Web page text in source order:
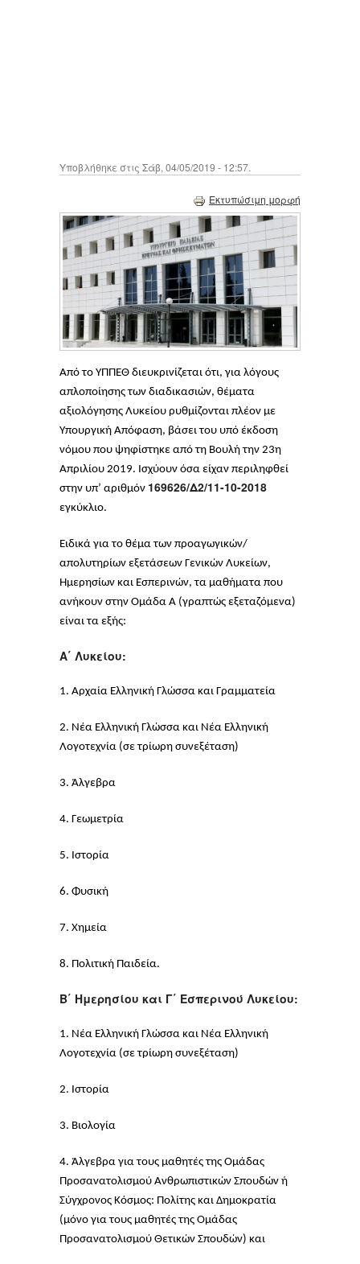
Υποβλήθηκε στις Σάβ, 04/05/2019 - 12:57.
Εκτυπώσιμη μορφή
Από το ΥΠΠΕΘ διευκρινίζεται ότι, για λόγους
απλοποίησης των διαδικασιών, θέματα
αξιολόγησης Λυκείου ρυθμίζονται πλέον με
Υπουργική Απόφαση, βάσει του υπό έκδοση
νόμου που ψηφίστηκε από τη Βουλή την 23η
Απριλίου 2019. Ισχύουν όσα είχαν περιληφθεί
στην υπ’ αριθμόν 169626/Δ2/11-10-2018
εγκύκλιο.
Ειδικά για το θέμα των προαγωγικών/
απολυτηρίων εξετάσεων Γενικών Λυκείων,
Ημερησίων και Εσπερινών, τα μαθήματα που
ανήκουν στην Ομάδα Α (γραπτώς εξεταζόμενα)
είναι τα εξής:
Α΄ Λυκείου:
1. Αρχαία Ελληνική Γλώσσα και Γραμματεία
2. Νέα Ελληνική Γλώσσα και Νέα Ελληνική
Λογοτεχνία (σε τρίωρη συνεξέταση)
3. Άλγεβρα
4. Γεωμετρία
5. Ιστορία
6. Φυσική
7. Χημεία
8. Πολιτική Παιδεία.
Β΄ Ημερησίου και Γ΄ Εσπερινού Λυκείου:
1. Νέα Ελληνική Γλώσσα και Νέα Ελληνική
Λογοτεχνία (σε τρίωρη συνεξέταση)
2. Ιστορία
3. Βιολογία
4. Άλγεβρα για τους μαθητές της Ομάδας
Προσανατολισμού Ανθρωπιστικών Σπουδών ή
Σύγχρονος Κόσμος: Πολίτης και Δημοκρατία
(μόνο για τους μαθητές της Ομάδας
Προσανατολισμού Θετικών Σπουδών) και